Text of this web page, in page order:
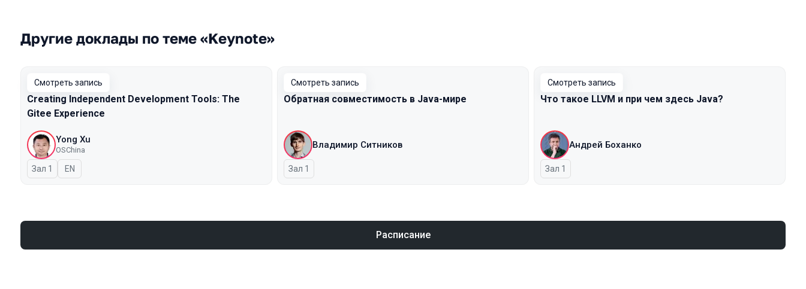
Другие доклады по теме «Keynote»
Смотреть запись
Creating Independent Development Tools: The
Gitee Experience
Yong Xu
OSChina
Зал 1 На английском языке
EN
Смотреть запись
Обратная совместимость в Java-мире
Владимир Ситников
Зал 1
Смотреть запись
Что такое LLVM и при чем здесь Java?
Андрей Боханко
Зал 1
Расписание